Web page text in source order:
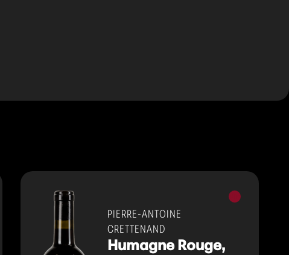
Vins
PIERRE-ANTOINE
CRETTENAND
Humagne Rouge,